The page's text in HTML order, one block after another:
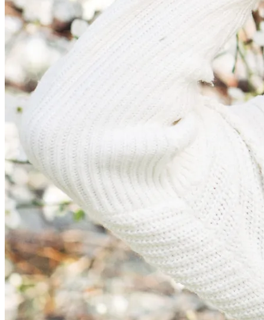
Женская Зимняя Обувь: 5 Стильных
Моделей, За Которыми
Выстраиваются В Очереди
Тайна Происхождения Жизни Скоро
Самая Известная Охота На Ведьм В
Истории: Как Проходил Салемский
Процесс